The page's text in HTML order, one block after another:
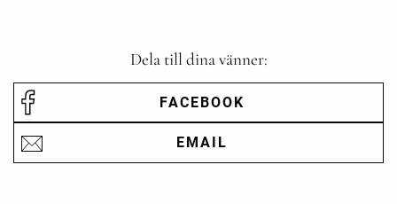
Dela till dina vänner:
FACEBOOK
EMAIL